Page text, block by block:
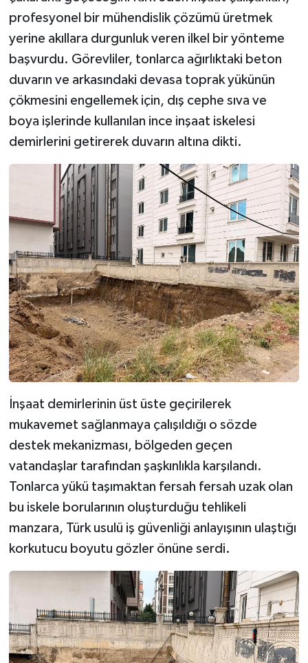
profesyonel bir mühendislik çözümü üretmek
yerine akıllara durgunluk veren ilkel bir yönteme
başvurdu. Görevliler, tonlarca ağırlıktaki beton
duvarın ve arkasındaki devasa toprak yükünün
çökmesini engellemek için, dış cephe sıva ve
boya işlerinde kullanılan ince inşaat iskelesi
demirlerini getirerek duvarın altına dikti.
İnşaat demirlerinin üst üste geçirilerek
mukavemet sağlanmaya çalışıldığı o sözde
destek mekanizması, bölgeden geçen
vatandaşlar tarafından şaşkınlıkla karşılandı.
Tonlarca yükü taşımaktan fersah fersah uzak olan
bu iskele borularının oluşturduğu tehlikeli
manzara, Türk usulü iş güvenliği anlayışının ulaştığı
korkutucu boyutu gözler önüne serdi.